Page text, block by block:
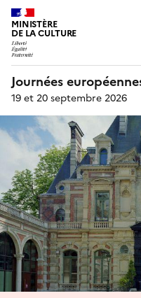
MINISTÈRE
DE LA CULTURE
Journées
19 et 20 septembre 2026